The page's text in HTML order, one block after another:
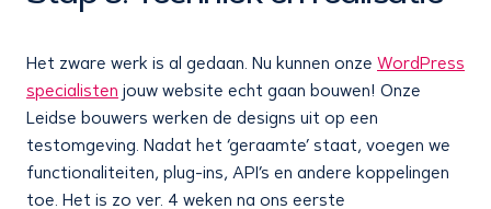
Het zware werk is al gedaan. Nu kunnen onze WordPress
specialisten jouw website echt gaan bouwen! Onze
Leidse bouwers werken de designs uit op een
testomgeving. Nadat het ‘geraamte’ staat, voegen we
functionaliteiten, plug-ins, API’s en andere koppelingen
toe. Het is zo ver. 4 weken na ons eerste